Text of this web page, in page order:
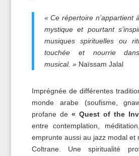
« Ce répertoire n’appartient
mystique et pourtant
musiques spirituelles ou
touchée et nourrie
musical. »Naïssam Jalal
Imprégnée de différentes
monde arabe (soufisme,
profane de « Quest of the
entre contemplation,
emprunte aussi au jazz modal et
Coltrane. Une spiritualité